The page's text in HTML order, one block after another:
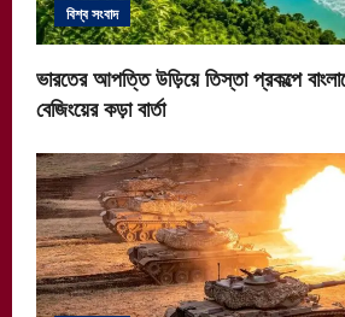
বিশ্ব সংবাদ
ভারতের আপত্তি উড়িয়ে তিস্তা প্রকল্পে
বেজিংয়ের কড়া বার্তা